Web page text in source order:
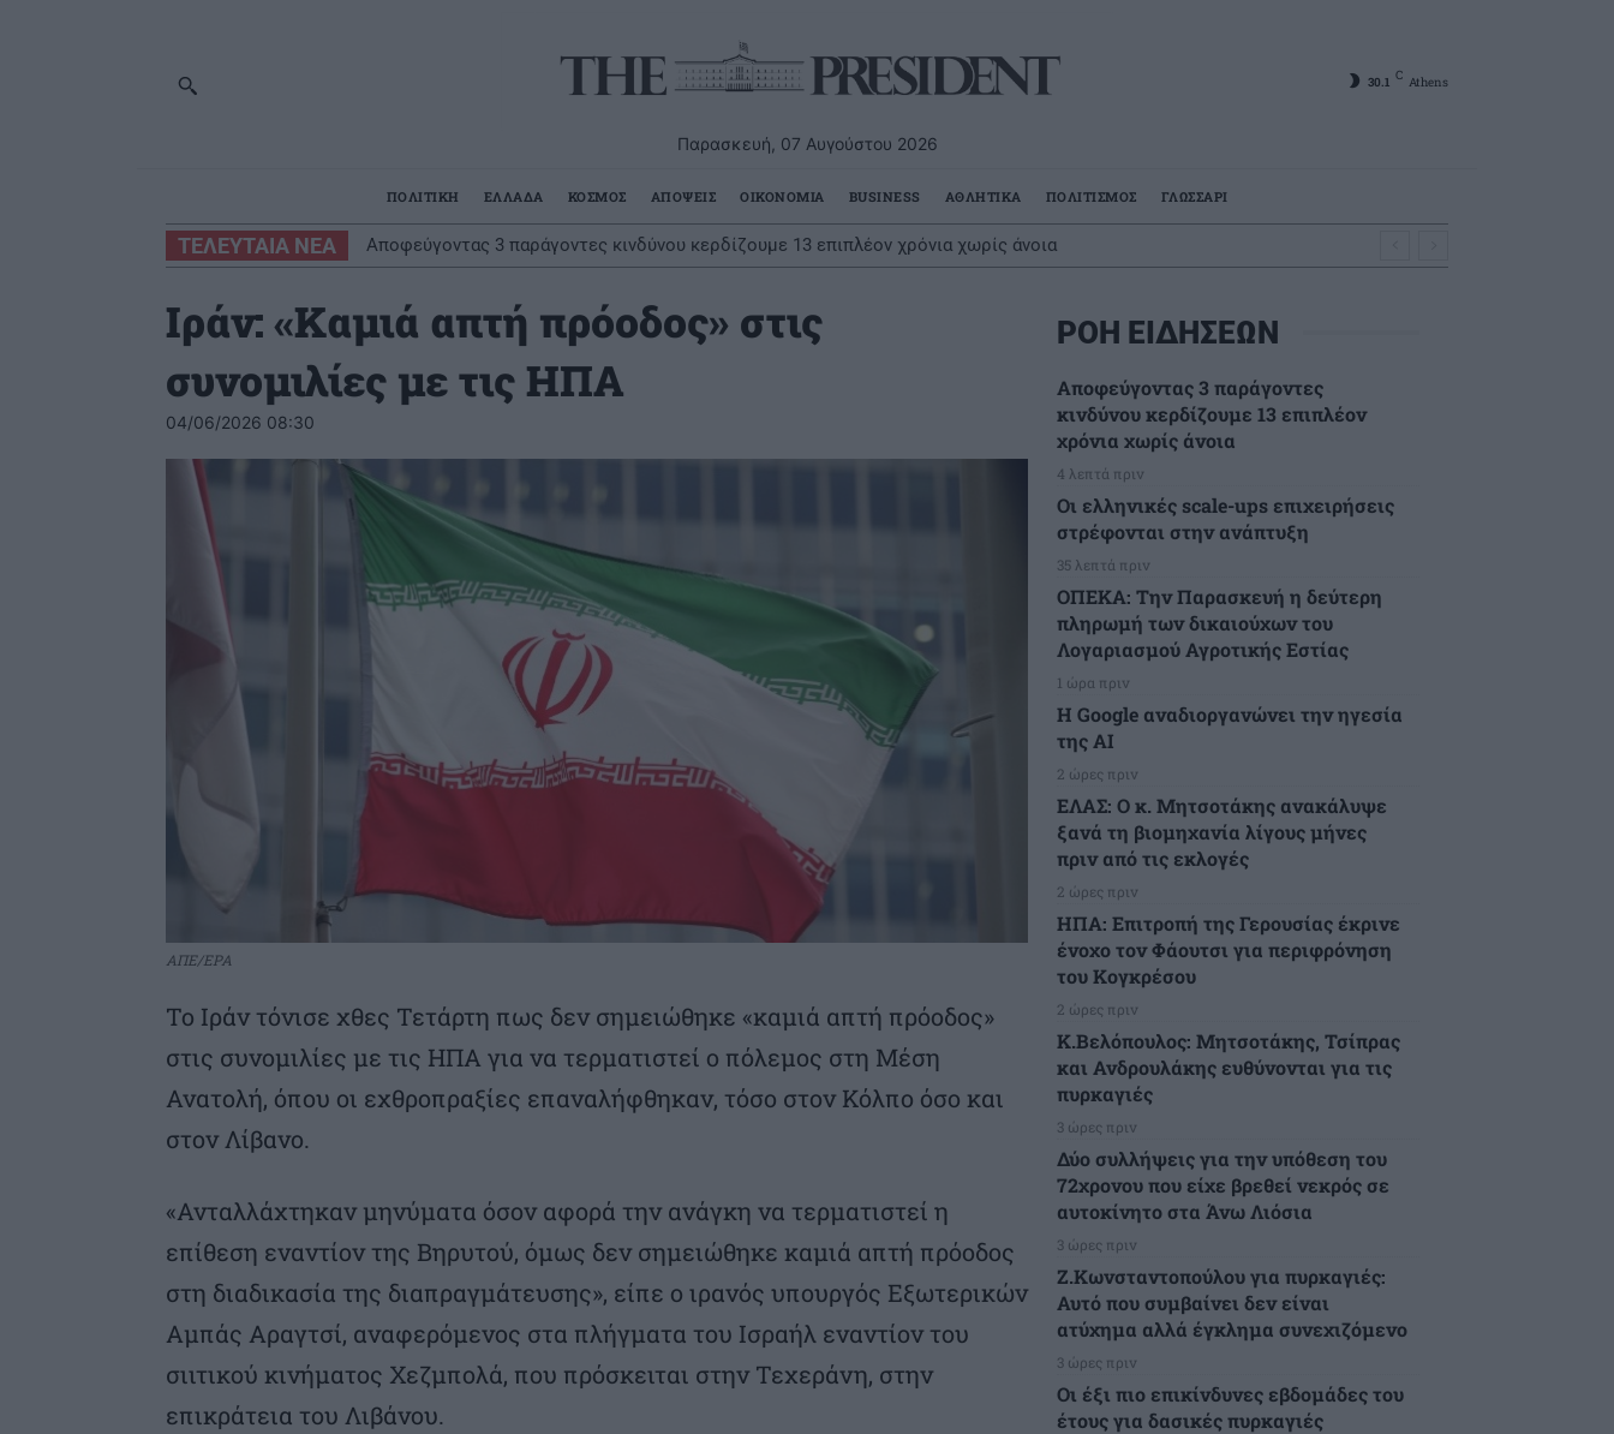
Παρασκευή, 07 Αυγούστου 2026
30.1 C Athens
ΠΟΛΙΤΙΚΗ ΕΛΛΑΔΑ ΚΟΣΜΟΣ ΑΠΟΨΕΙΣ ΟΙΚΟΝΟΜΙΑ BUSINESS ΑΘΛΗΤΙΚΑ ΠΟΛΙΤΙΣΜΟΣ ΓΛΩΣΣΑΡΙ
ΤΕΛΕΥΤΑΙΑ ΝΕΑ Οι ελληνικές scale-ups επιχειρήσεις στρέφονται στην ανάπτυξη
Ιράν: «Kαμιά απτή πρόοδος» στις
συνομιλίες με τις ΗΠΑ
04/06/2026 08:30
ΑΠΕ/EPA
Το Ιράν τόνισε χθες Τετάρτη πως δεν σημειώθηκε «καμιά απτή πρόοδος»
στις συνομιλίες με τις ΗΠΑ για να τερματιστεί ο πόλεμος στη Μέση
Ανατολή, όπου οι εχθροπραξίες επαναλήφθηκαν, τόσο στον Κόλπο όσο και
στον Λίβανο.
«Ανταλλάχτηκαν μηνύματα όσον αφορά την ανάγκη να τερματιστεί η
επίθεση εναντίον της Βηρυτού, όμως δεν σημειώθηκε καμιά απτή πρόοδος
στη διαδικασία της διαπραγμάτευσης», είπε ο ιρανός υπουργός Εξωτερικών
Αμπάς Αραγτσί, αναφερόμενος στα πλήγματα του Ισραήλ εναντίον του
σιιτικού κινήματος Χεζμπολά, που πρόσκειται στην Τεχεράνη, στην
επικράτεια του Λιβάνου.
ΡΟΗ ΕΙΔΗΣΕΩΝ
Αποφεύγοντας 3 παράγοντες
κινδύνου κερδίζουμε 13 επιπλέον
χρόνια χωρίς άνοια
4 λεπτά πριν
Οι ελληνικές scale-ups επιχειρήσεις
στρέφονται στην ανάπτυξη
35 λεπτά πριν
ΟΠΕΚΑ: Την Παρασκευή η δεύτερη
πληρωμή των δικαιούχων του
Λογαριασμού Αγροτικής Εστίας
1 ώρα πριν
H Google αναδιοργανώνει την ηγεσία
της AI
2 ώρες πριν
ΕΛΑΣ: Ο κ. Μητσοτάκης ανακάλυψε
ξανά τη βιομηχανία λίγους μήνες
πριν από τις εκλογές
2 ώρες πριν
ΗΠΑ: Επιτροπή της Γερουσίας έκρινε
ένοχο τον Φάουτσι για περιφρόνηση
του Κογκρέσου
2 ώρες πριν
K.Βελόπουλος: Μητσοτάκης, Τσίπρας
και Ανδρουλάκης ευθύνονται για τις
πυρκαγιές
3 ώρες πριν
Δύο συλλήψεις για την υπόθεση του
72χρονου που είχε βρεθεί νεκρός σε
αυτοκίνητο στα Άνω Λιόσια
3 ώρες πριν
Ζ.Κωνσταντοπούλου για πυρκαγιές:
Αυτό που συμβαίνει δεν είναι
ατύχημα αλλά έγκλημα συνεχιζόμενο
3 ώρες πριν
Οι έξι πιο επικίνδυνες εβδομάδες του
έτους για δασικές πυρκαγιές